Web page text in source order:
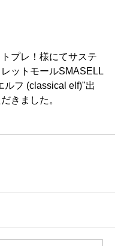
プレ！様にてサステ
ットモールSMASELL
ルフ (classical elf)"出
きました。